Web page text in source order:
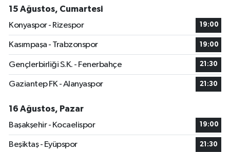
15 Ağustos, Cumartesi
Konyaspor - Rizespor
19:00
Kasımpaşa - Trabzonspor 19:00
Gençlerbirliği S.K. - Fenerbahçe 21:30
Gaziantep FK - Alanyaspor 21:30
16 Ağustos, Pazar
Başakşehir - Kocaelispor
19:00
Beşiktaş - Eyüpspor 21:30